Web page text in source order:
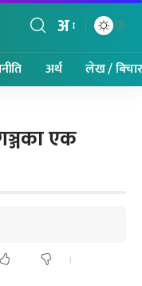
अ
अर्थ लेख / बिचार
एक